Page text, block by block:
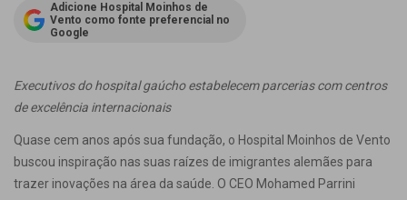
Adicione Hospital Moinhos de
Vento como fonte preferencial no
Google
Executivos do hospital gaúcho estabelecem parcerias com centros
de excelência internacionais
Quase cem anos após sua fundação, o Hospital Moinhos de Vento
buscou inspiração nas suas raízes de imigrantes alemães para
trazer inovações na área da saúde. O CEO Mohamed Parrini